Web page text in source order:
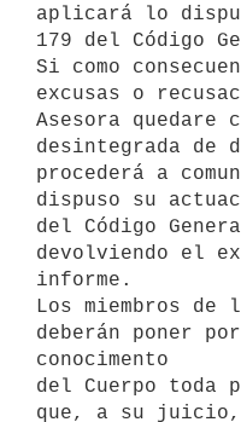
aplicará lo
179 del Código
Si como
excusas o
Asesora quedare
desintegrada de
procederá a
dispuso su
del Código
devolviendo el
informe.
Los miembros de
deberán poner
conocimento
del Cuerpo toda
que, a su juicio,